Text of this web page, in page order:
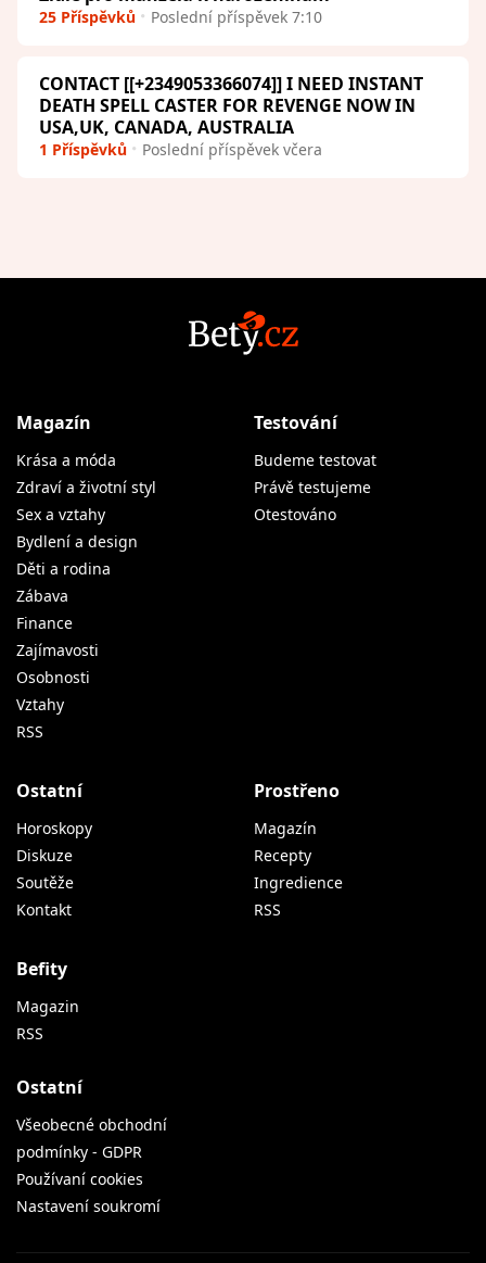
25 Příspěvků Poslední příspěvek 7:10
CONTACT [[+2349053366074]] I NEED INSTANT
DEATH SPELL CASTER FOR REVENGE NOW IN
USA,UK, CANADA, AUSTRALIA
1 Příspěvků Poslední příspěvek včera
Magazín
Krása a móda
Zdraví a životní styl
Sex a vztahy
Bydlení a design
Děti a rodina
Zábava
Finance
Zajímavosti
Osobnosti
Vztahy
RSS
Testování
Budeme testovat
Právě testujeme
Otestováno
Ostatní
Horoskopy
Diskuze
Soutěže
Kontakt
Prostřeno
Magazín
Recepty
Ingredience
RSS
Befity
Magazin
RSS
Ostatní
Všeobecné obchodní
podmínky - GDPR
Používaní cookies
Nastavení soukromí